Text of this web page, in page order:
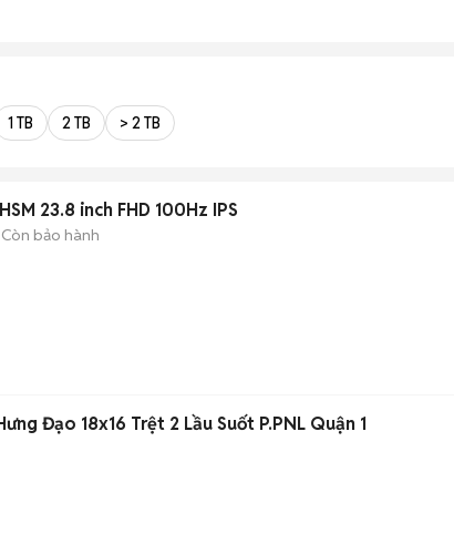
1 TB 2 TB > 2 TB
23.8 inch FHD 100Hz IPS
Còn bảo hành
Đạo 18x16 Trệt 2 Lầu Suốt P.PNL Quận 1